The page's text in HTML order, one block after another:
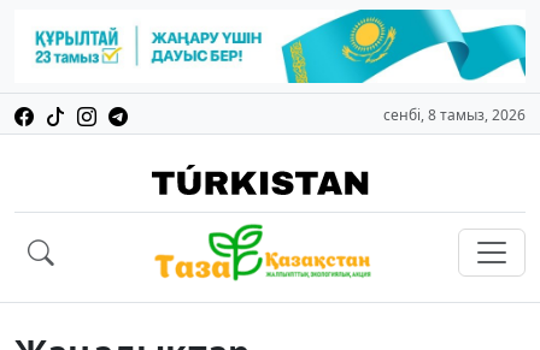
сенбі, 8 тамыз, 2026